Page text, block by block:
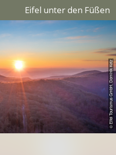
Eifel unter den Füßen
© Eifel Tourismus GmbH, Dominik Ketz